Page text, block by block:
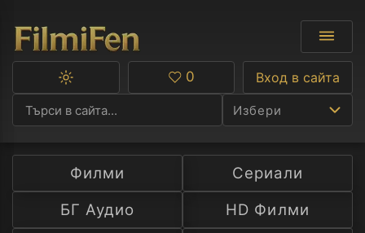
Избери
Ф
С
Превключване
тъмна
тема
Любими
0 Вход в сайта
Филми
Сериали
БГ Аудио
HD Филми